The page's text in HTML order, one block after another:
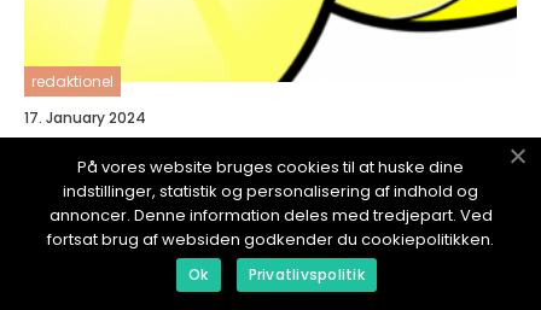
redaktionel
17. January 2024
dybdegående oversikt
På vores website bruges cookies til at huske dine
indstillinger, statistik og personalisering af indhold og
annoncer. Denne information deles med tredjepart. Ved
fortsat brug af websiden godkender du cookiepolitikken.
Ok Privatlivspolitik